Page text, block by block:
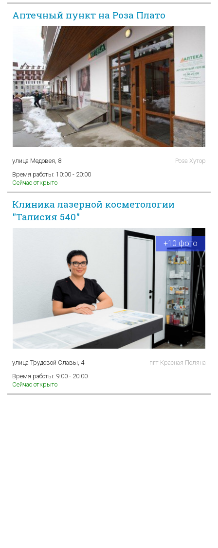
Аптечный пункт на Роза Плато
улица Медовея, 8
Роза Хутор
Время работы: 10:00 - 20:00
Сейчас открыто
Клиника лазерной косметологии
"Талисия 540"
+10 фото
улица Трудовой Славы, 4
пгт Красная Поляна
Время работы: 9:00 - 20:00
Сейчас открыто